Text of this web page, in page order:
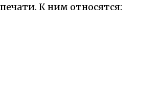
К ним относятся: